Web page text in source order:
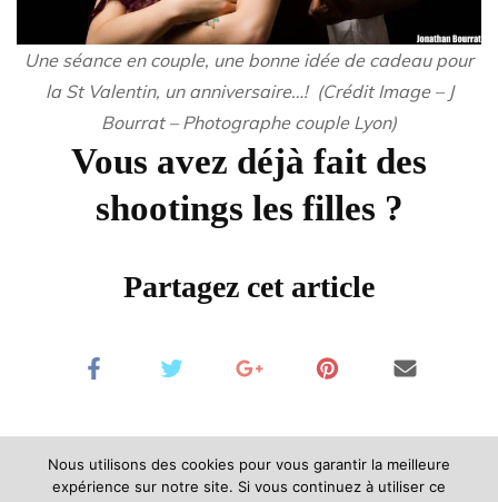
Une séance en couple, une bonne idée de cadeau pour
la St Valentin, un anniversaire…! (Crédit Image – J
Bourrat – Photographe couple Lyon)
Vous avez déjà fait des
shootings les filles ?
Partagez cet article
Nous utilisons des cookies pour vous garantir la meilleure
expérience sur notre site. Si vous continuez à utiliser ce